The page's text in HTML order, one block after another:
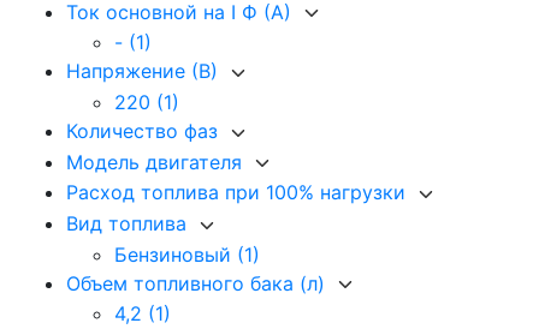
Ток основной на I Ф (А)
- (1)
Напряжение (В)
220 (1)
Количество фаз
Модель двигателя
Расход топлива при 100% нагрузки
Вид топлива
Бензиновый (1)
Объем топливного бака (л)
4,2 (1)